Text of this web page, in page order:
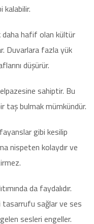
kalabilir.
daha hafif olan kültür
Duvarlara fazla yük
düşürür.
sahiptir. Bu
taş bulmak mümkündür.
gibi kesilip
nispeten kolaydır ve
da faydalıdır.
tasarrufu sağlar ve ses
sesleri engeller.